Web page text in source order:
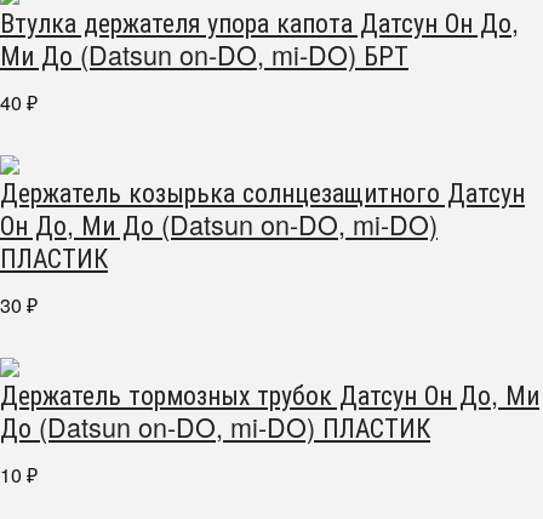
Втулка держателя упора капота Датсун Он До,
Ми До (Datsun on-DO, mi-DO) БРТ
40 ₽
Держатель козырька солнцезащитного Датсун
Он До, Ми До (Datsun on-DO, mi-DO)
ПЛАСТИК
30 ₽
Держатель тормозных трубок Датсун Он До, Ми
До (Datsun on-DO, mi-DO) ПЛАСТИК
10 ₽